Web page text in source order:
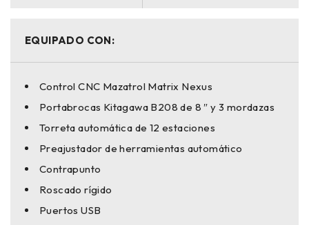
EQUIPADO CON:
Control CNC Mazatrol Matrix Nexus
Portabrocas Kitagawa B208 de 8 ″ y 3 mordazas
Torreta automática de 12 estaciones
Preajustador de herramientas automático
Contrapunto
Roscado rígido
Puertos USB